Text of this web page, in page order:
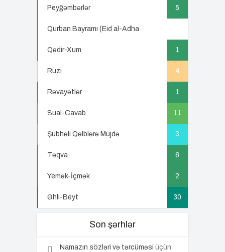
Peyğəmbərlər 5
Qurban Bayramı (Eid al-Adha
Qədir-Xum 1
Ruzi 4
Rəvayətlər 1
Sual-Cavab 11
Şübhəli Qəlblərə Müjdə 3
Təqva 6
Yemək-İçmək 2
Əhli-Beyt 30
Son şərhlər
Namazın sözləri və tərcüməsi üçün